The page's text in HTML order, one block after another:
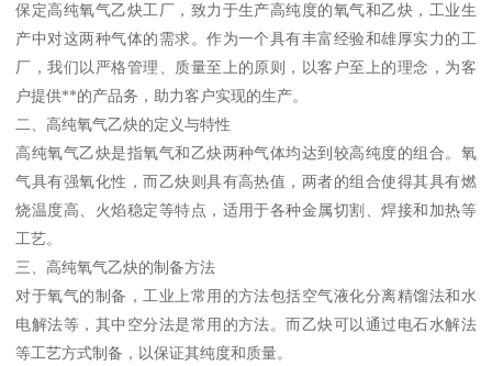
保定高纯氧气乙炔工厂，致力于生产高纯度的氧气和乙炔，工业生
产中对这两种气体的需求。作为一个具有丰富经验和雄厚实力的工
厂，我们以严格管理、质量至上的原则，以客户至上的理念，为客
户提供**的产品务，助力客户实现的生产。
二、高纯氧气乙炔的定义与特性
高纯氧气乙炔是指氧气和乙炔两种气体均达到较高纯度的组合。氧
气具有强氧化性，而乙炔则具有高热值，两者的组合使得其具有燃
烧温度高、火焰稳定等特点，适用于各种金属切割、焊接和加热等
工艺。
三、高纯氧气乙炔的制备方法
对于氧气的制备，工业上常用的方法包括空气液化分离精馏法和水
电解法等，其中空分法是常用的方法。而乙炔可以通过电石水解法
等工艺方式制备，以保证其纯度和质量。